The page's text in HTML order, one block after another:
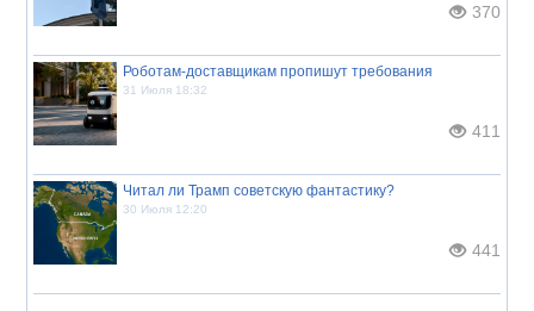
370
Роботам-доставщикам пропишут требования
31 Июля 18:32
411
Читал ли Трамп советскую фантастику?
30 Июля 12:20
441